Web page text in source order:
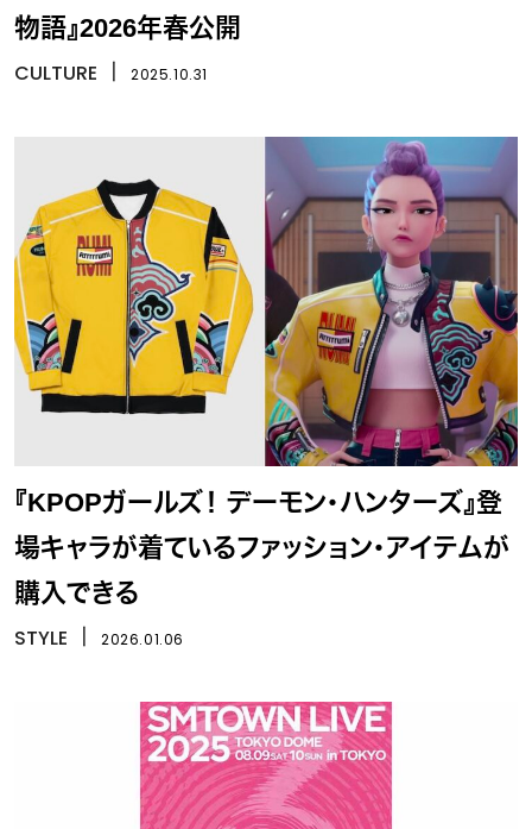
物語』2026年春公開
CULTURE 2025.10.31
『KPOPガールズ！ デーモン・ハンターズ』登
場キャラが着ているファッション・アイテムが
購入できる
STYLE 2026.01.06